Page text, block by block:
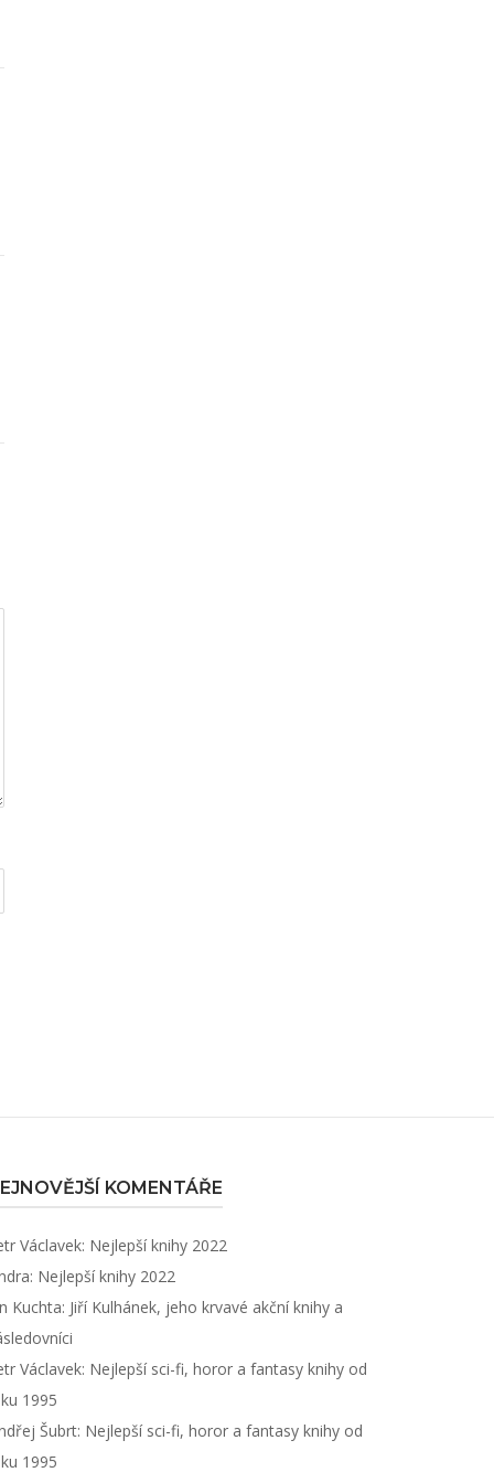
KOMENTÁŘE
Václavek: Nejlepší knihy 2022
: Nejlepší knihy 2022
Kuchta: Jiří Kulhánek, jeho krvavé akční knihy a
Václavek: Nejlepší sci-fi, horor a fantasy knihy od
1995
Šubrt: Nejlepší sci-fi, horor a fantasy knihy od
1995